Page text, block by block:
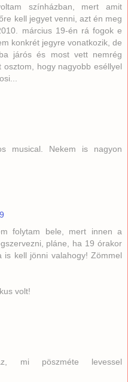
színházban, mert amit
kell jegyet venni, azt én meg
március 19-én rá fogok e
konkrét jegyre vonatkozik, de
járós és most vett nemrég
hogy nagyobb eséllyel
musical. Nekem is nagyon
folytam bele, mert innen a
pláne, ha 19 órakor
is kell jönni valahogy! Zömmel
volt!
mi pöszméte levessel